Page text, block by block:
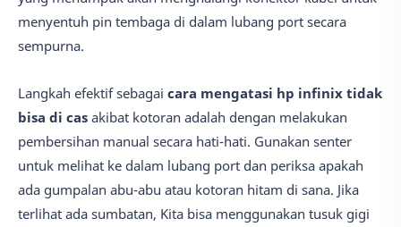
menyentuh pin tembaga di dalam lubang port secara
sempurna.
Langkah efektif sebagai cara mengatasi hp infinix tidak
bisa di cas akibat kotoran adalah dengan melakukan
pembersihan manual secara hati-hati. Gunakan senter
untuk melihat ke dalam lubang port dan periksa apakah
ada gumpalan abu-abu atau kotoran hitam di sana. Jika
terlihat ada sumbatan, Kita bisa menggunakan tusuk gigi